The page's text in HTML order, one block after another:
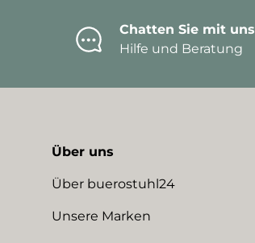
Chatten Sie mit uns
Hilfe und Beratung
Über uns
Über buerostuhl24
Unsere Marken